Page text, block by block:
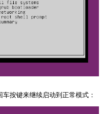
车按键来继续启动到正常模式：